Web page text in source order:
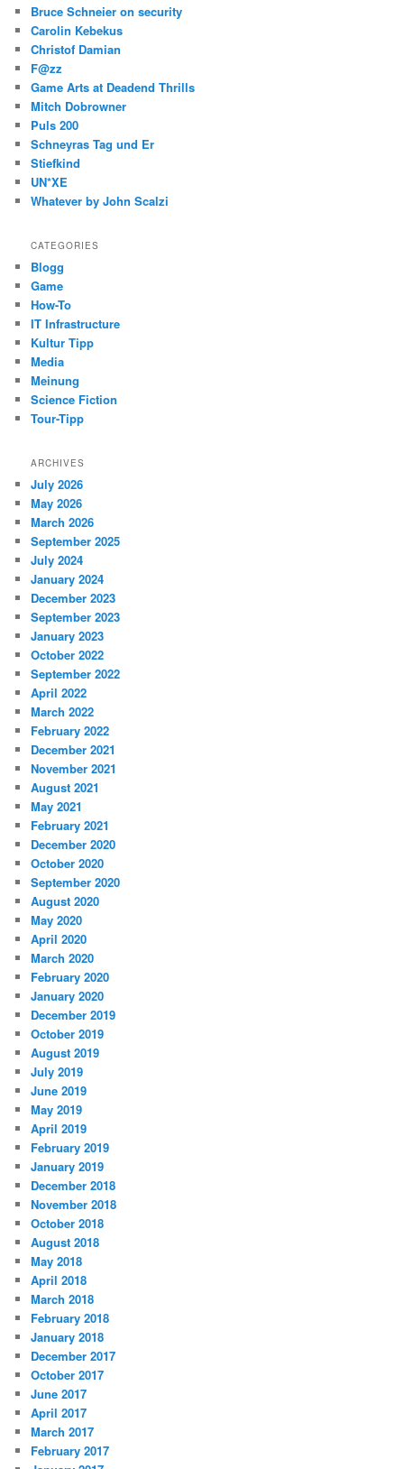
Bruce Schneier on security
Carolin Kebekus
Christof Damian
F@zz
Game Arts at Deadend Thrills
Mitch Dobrowner
Puls 200
Schneyras Tag und Er
Stiefkind
UN*XE
Whatever by John Scalzi
CATEGORIES
Blogg
Game
How-To
IT Infrastructure
Kultur Tipp
Media
Meinung
Science Fiction
Tour-Tipp
ARCHIVES
July 2026
May 2026
March 2026
September 2025
July 2024
January 2024
December 2023
September 2023
January 2023
October 2022
September 2022
April 2022
March 2022
February 2022
December 2021
November 2021
August 2021
May 2021
February 2021
December 2020
October 2020
September 2020
August 2020
May 2020
April 2020
March 2020
February 2020
January 2020
December 2019
October 2019
August 2019
July 2019
June 2019
May 2019
April 2019
February 2019
January 2019
December 2018
November 2018
October 2018
August 2018
May 2018
April 2018
March 2018
February 2018
January 2018
December 2017
October 2017
June 2017
April 2017
March 2017
February 2017